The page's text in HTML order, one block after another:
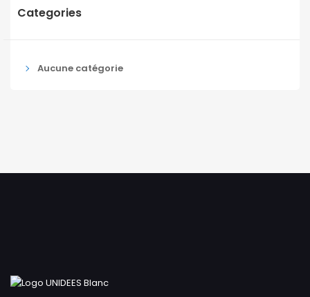
Categories
Aucune catégorie